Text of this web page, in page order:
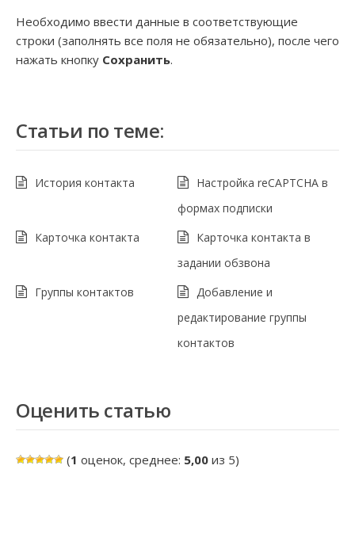
Необходимо ввести данные в соответствующие
строки (заполнять все поля не обязательно), после чего
нажать кнопку Сохранить.
Статьи по теме:
История контакта
Настройка reCAPTCHA в
формах подписки
Карточка контакта
Карточка контакта в
задании обзвона
Группы контактов
Добавление и
редактирование группы
контактов
Оценить статью
(1 оценок, среднее: 5,00 из 5)